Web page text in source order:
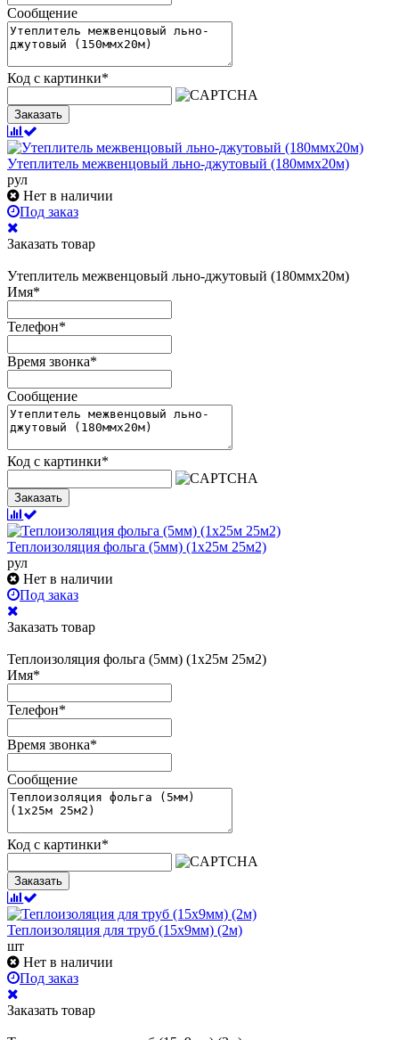
Сообщение
Код с картинки*
Заказать
Утеплитель межвенцовый льно-джутовый (180ммх20м)
рул
Нет в наличии
Под заказ
Заказать товар
Утеплитель межвенцовый льно-джутовый (180ммх20м)
Имя*
Телефон*
Время звонка*
Сообщение
Код с картинки*
Заказать
Теплоизоляция фольга (5мм) (1х25м 25м2)
рул
Нет в наличии
Под заказ
Заказать товар
Теплоизоляция фольга (5мм) (1х25м 25м2)
Имя*
Телефон*
Время звонка*
Сообщение
Код с картинки*
Заказать
Теплоизоляция для труб (15х9мм) (2м)
шт
Нет в наличии
Под заказ
Заказать товар